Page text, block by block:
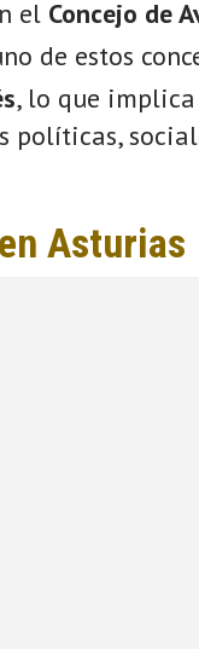
el Concejo de
de estos
, lo que